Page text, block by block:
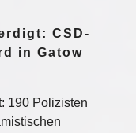
CSD-
in Gatow
190 Polizisten